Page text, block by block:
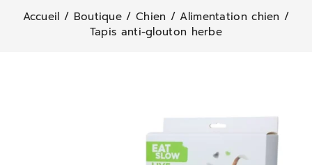
Accueil / Boutique / Chien / Alimentation chien /
Tapis anti-glouton herbe